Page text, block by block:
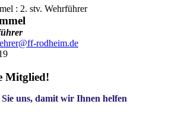
rodheim.de
Mitglied!
uns, damit wir Ihnen helfen